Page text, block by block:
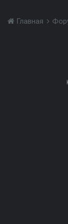
Главная